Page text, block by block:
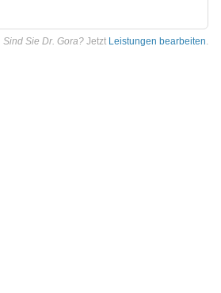
Sind Sie Dr. Gora? Jetzt Leistungen bearbeiten.